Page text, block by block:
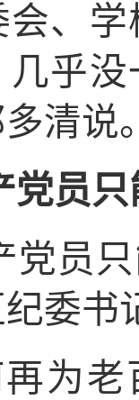
会、
几乎
清说
党员
只
委书
老百